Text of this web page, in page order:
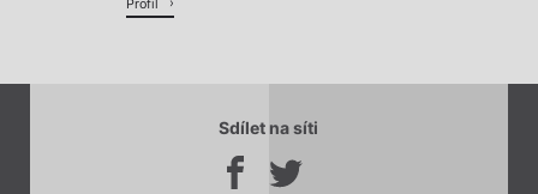
Profil
Sdílet na síti